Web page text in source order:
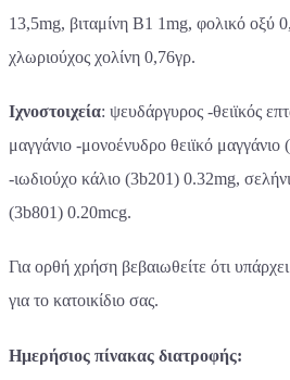
13,5mg, βιταμίνη Β1 1mg, φολικό οξύ
χλωριούχος χολίνη 0,76γρ.
Ιχνοστοιχεία: ψευδάργυρος -θειϊκός
μαγγάνιο -μονοένυδρο θειϊκό
-ιωδιούχο κάλιο (3b201) 0.32mg,
(3b801) 0.20mcg.
Για ορθή χρήση βεβαιωθείτε ότι
για το κατοικίδιο σας.
Ημερήσιος πίνακας διατροφής: